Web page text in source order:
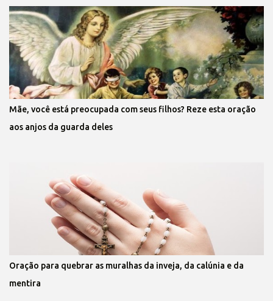
Mãe, você está preocupada com seus filhos? Reze esta oração
aos anjos da guarda deles
Oração para quebrar as muralhas da inveja, da calúnia e da
mentira